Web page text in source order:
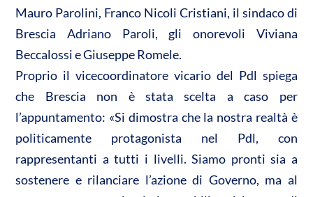
Mauro Parolini, Franco Nicoli Cristiani, il sindaco di
Brescia Adriano Paroli, gli onorevoli Viviana
Beccalossi e Giuseppe Romele.
Proprio il vicecoordinatore vicario del Pdl spiega
che Brescia non è stata scelta a caso per
l’appuntamento: «Si dimostra che la nostra realtà è
politicamente protagonista nel Pdl, con
rappresentanti a tutti i livelli. Siamo pronti sia a
sostenere e rilanciare l’azione di Governo, ma al